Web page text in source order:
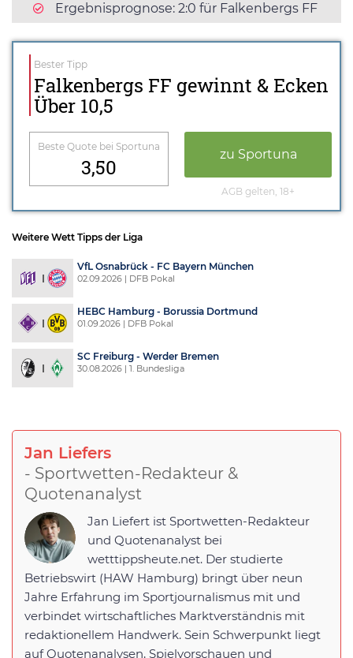
Ergebnisprognose: 2:0 für Falkenbergs FF
Bester Tipp
Falkenbergs FF gewinnt & Ecken
Über 10,5
Beste Quote bei Sportuna
3,50
zu Sportuna
AGB gelten, 18+
Weitere Wett Tipps der Liga
VfL Osnabrück - FC Bayern München
02.09.2026 | DFB Pokal
HEBC Hamburg - Borussia Dortmund
01.09.2026 | DFB Pokal
SC Freiburg - Werder Bremen
30.08.2026 | 1. Bundesliga
Jan Liefers
- Sportwetten-Redakteur &
Quotenanalyst
Jan Liefert ist Sportwetten-Redakteur
und Quotenanalyst bei
wetttippsheute.net. Der studierte
Betriebswirt (HAW Hamburg) bringt über neun
Jahre Erfahrung im Sportjournalismus mit und
verbindet wirtschaftliches Marktverständnis mit
redaktionellem Handwerk. Sein Schwerpunkt liegt
auf Quotenanalysen, Spielvorschauen und